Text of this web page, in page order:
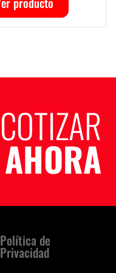
COTIZAR
AHORA
Política de
Privacidad